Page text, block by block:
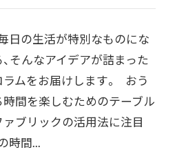
日の生活が特別なものにな
、そんなアイデアが詰まった
ラムをお届けします。 おう
時間を楽しむためのテーブル
ァブリックの活用法に注目
時間...